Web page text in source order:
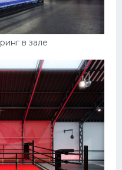
в зале